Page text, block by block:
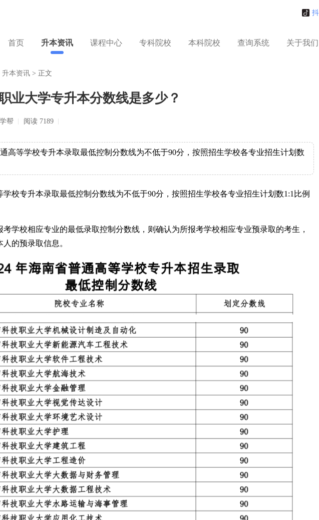
首页 升本资讯 课程中心 专科院校 本科院校 查询系统 关于我们
升本资讯 > 正文
业大学专升本分数线是多少？
帮 阅读 7189
高等学校专升本录取最低控制分数线为不低于90分，按照招生学校各专业招生计划数
学校专升本录取最低控制分数线为不低于90分，按照招生学校各专业招生计划数1:1比例
学校相应专业的最低录取控制分数线，则确认为所报考学校相应专业预录取的考生，
的预录取信息。